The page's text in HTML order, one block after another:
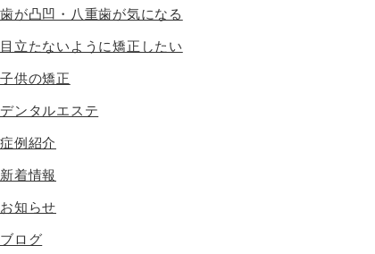
歯が凸凹・八重歯が気になる
目立たないように矯正したい
子供の矯正
デンタルエステ
症例紹介
新着情報
お知らせ
ブログ